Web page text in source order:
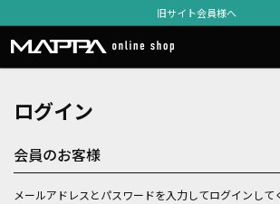
旧サイト会員様へ
ログイン
会員のお客様
メールアドレスとパスワードを入力してログインして